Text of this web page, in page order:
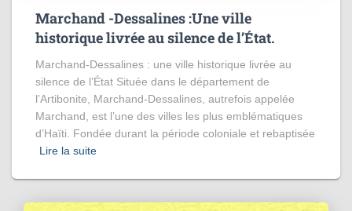
Marchand -Dessalines :Une ville
historique livrée au silence de l’État.
Marchand-Dessalines : une ville historique livrée au
silence de l’État Située dans le département de
l’Artibonite, Marchand-Dessalines, autrefois appelée
Marchand, est l’une des villes les plus emblématiques
d’Haïti. Fondée durant la période coloniale et rebaptisée
Lire la suite